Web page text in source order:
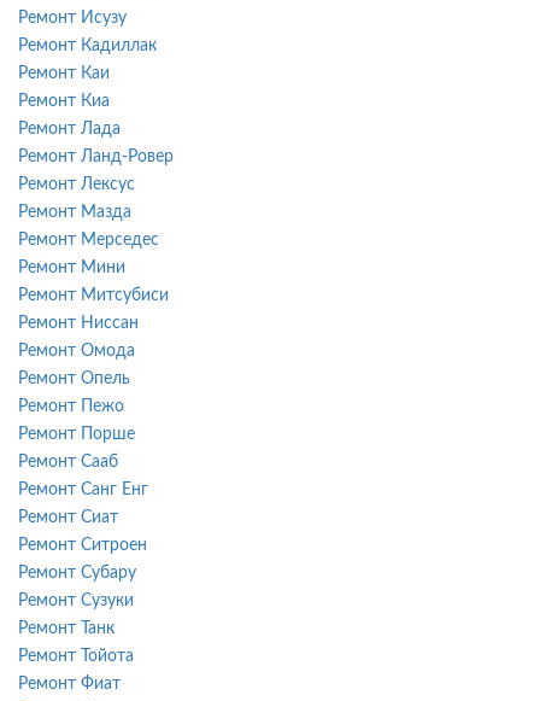
Ремонт Исузу
Ремонт Кадиллак
Ремонт Каи
Ремонт Киа
Ремонт Лада
Ремонт Ланд-Ровер
Ремонт Лексус
Ремонт Мазда
Ремонт Мерседес
Ремонт Мини
Ремонт Митсубиси
Ремонт Ниссан
Ремонт Омода
Ремонт Опель
Ремонт Пежо
Ремонт Порше
Ремонт Сааб
Ремонт Санг Енг
Ремонт Сиат
Ремонт Ситроен
Ремонт Субару
Ремонт Сузуки
Ремонт Танк
Ремонт Тойота
Ремонт Фиат